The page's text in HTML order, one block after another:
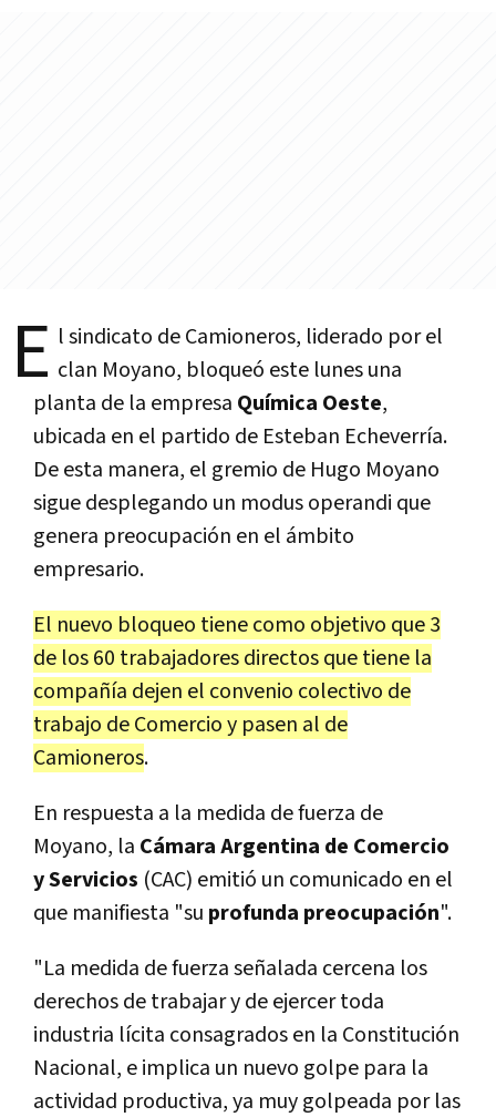
E l sindicato de Camioneros, liderado por el
clan Moyano, bloqueó este lunes una
planta de la empresa Química Oeste,
ubicada en el partido de Esteban Echeverría.
De esta manera, el gremio de Hugo Moyano
sigue desplegando un modus operandi que
genera preocupación en el ámbito
empresario.
El nuevo bloqueo tiene como objetivo que 3
de los 60 trabajadores directos que tiene la
compañía dejen el convenio colectivo de
trabajo de Comercio y pasen al de
Camioneros.
En respuesta a la medida de fuerza de
Moyano, la Cámara Argentina de Comercio
y Servicios (CAC) emitió un comunicado en el
que manifiesta "su profunda preocupación".
"La medida de fuerza señalada cercena los
derechos de trabajar y de ejercer toda
industria lícita consagrados en la Constitución
Nacional, e implica un nuevo golpe para la
actividad productiva, ya muy golpeada por las